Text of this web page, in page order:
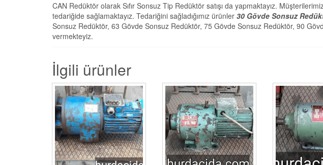
CAN Redüktör olarak Sıfır Sonsuz Tip Redüktör satışı da yapmaktayız.
tedariğide sağlamaktayız. Tedariğini sağladığımız ürünler 30 Gövde Sonsuz
Sonsuz Redüktör, 63 Gövde Sonsuz Redüktör, 75 Gövde Sonsuz Redüktör, 90
vermekteyiz.
İlgili ürünler